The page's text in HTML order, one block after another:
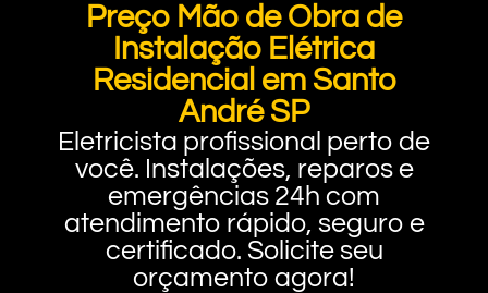
Preço Mão de Obra de
Instalação Elétrica
Residencial em Santo
André SP
Eletricista profissional perto de
você. Instalações, reparos e
emergências 24h com
atendimento rápido, seguro e
certificado. Solicite seu
orçamento agora!